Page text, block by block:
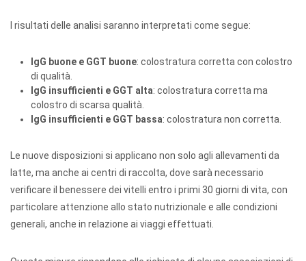
I risultati delle analisi saranno interpretati come segue:
IgG buone e GGT buone: colostratura corretta con colostro
di qualità.
IgG insufficienti e GGT alta: colostratura corretta ma
colostro di scarsa qualità.
IgG insufficienti e GGT bassa: colostratura non corretta.
Le nuove disposizioni si applicano non solo agli allevamenti da
latte, ma anche ai centri di raccolta, dove sarà necessario
verificare il benessere dei vitelli entro i primi 30 giorni di vita, con
particolare attenzione allo stato nutrizionale e alle condizioni
generali, anche in relazione ai viaggi effettuati.